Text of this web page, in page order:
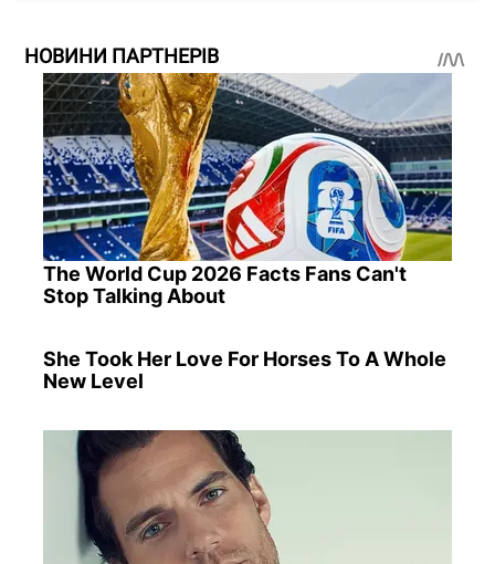
НОВИНИ ПАРТНЕРІВ
The World Cup 2026 Facts Fans Can't
Stop Talking About
She Took Her Love For Horses To A Whole
New Level